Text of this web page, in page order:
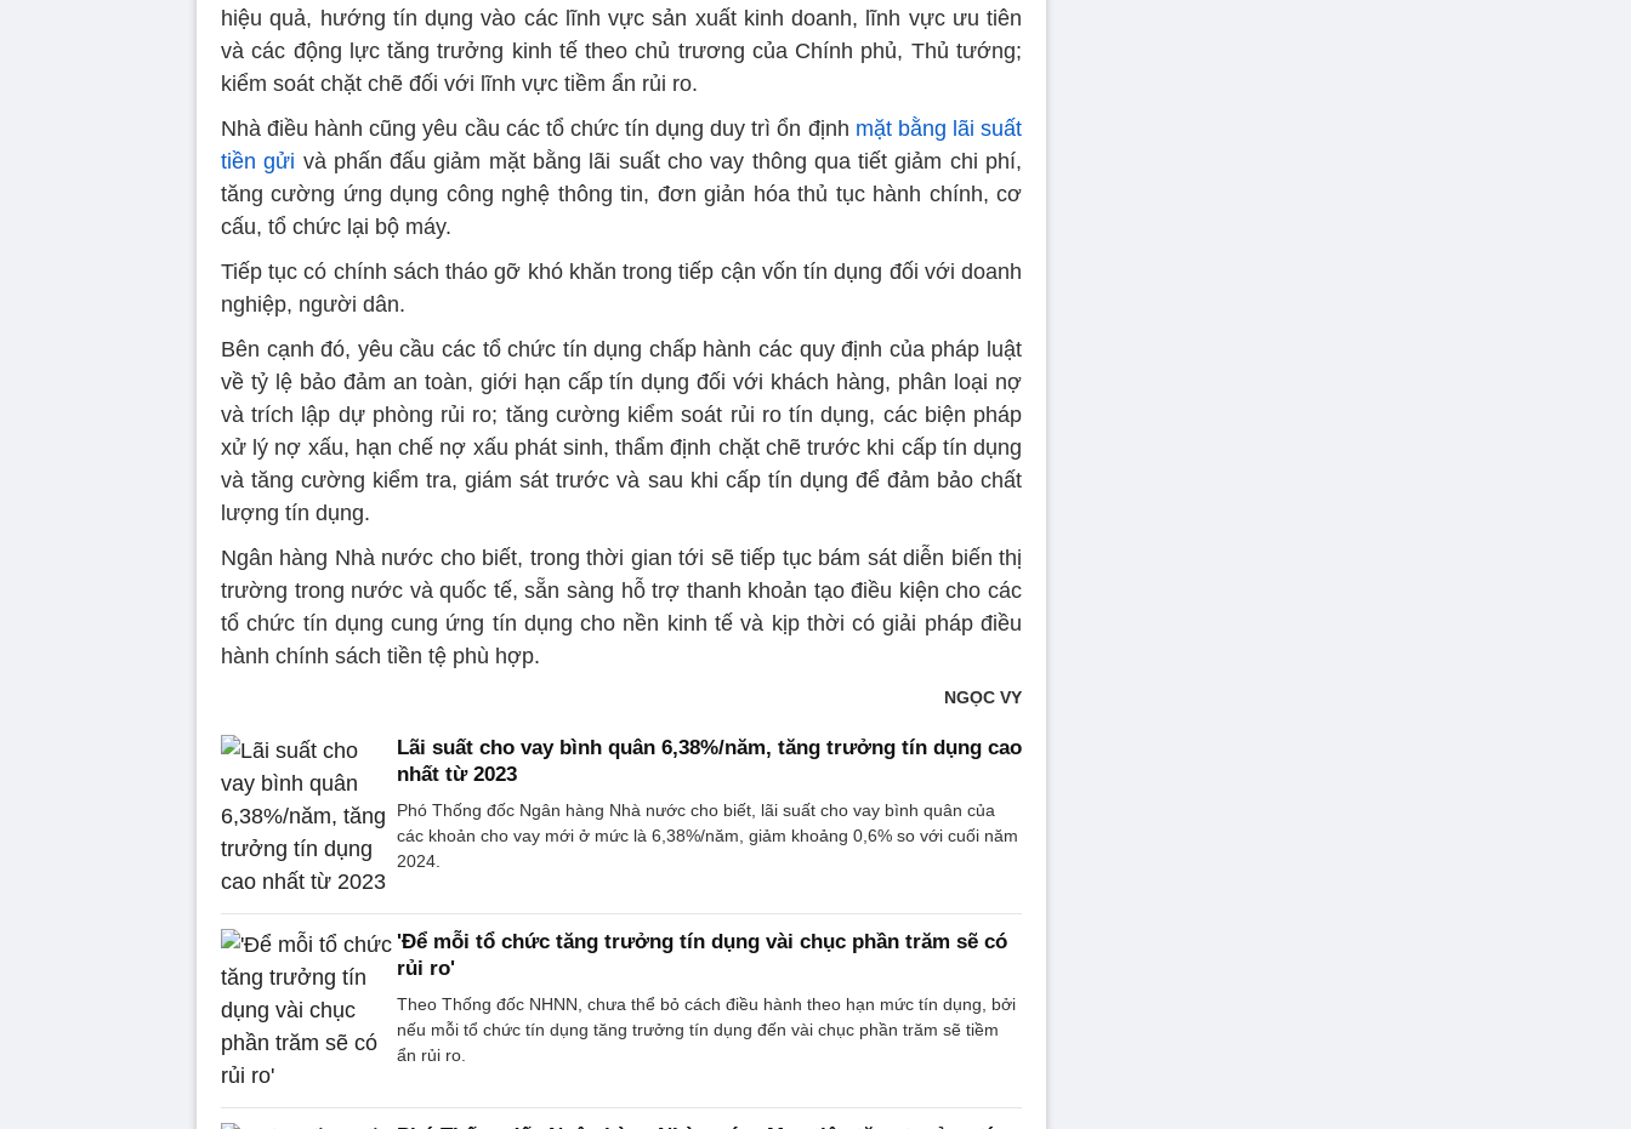
hiệu quả, hướng tín dụng vào các lĩnh vực sản xuất kinh doanh, lĩnh vực ưu tiên
và các động lực tăng trưởng kinh tế theo chủ trương của Chính phủ, Thủ tướng;
kiểm soát chặt chẽ đối với lĩnh vực tiềm ẩn rủi ro.
Nhà điều hành cũng yêu cầu các tổ chức tín dụng duy trì ổn định mặt bằng lãi suất
tiền gửi và phấn đấu giảm mặt bằng lãi suất cho vay thông qua tiết giảm chi phí,
tăng cường ứng dụng công nghệ thông tin, đơn giản hóa thủ tục hành chính, cơ
cấu, tổ chức lại bộ máy.
Tiếp tục có chính sách tháo gỡ khó khăn trong tiếp cận vốn tín dụng đối với doanh
nghiệp, người dân.
Bên cạnh đó, yêu cầu các tổ chức tín dụng chấp hành các quy định của pháp luật
về tỷ lệ bảo đảm an toàn, giới hạn cấp tín dụng đối với khách hàng, phân loại nợ
và trích lập dự phòng rủi ro; tăng cường kiểm soát rủi ro tín dụng, các biện pháp
xử lý nợ xấu, hạn chế nợ xấu phát sinh, thẩm định chặt chẽ trước khi cấp tín dụng
và tăng cường kiểm tra, giám sát trước và sau khi cấp tín dụng để đảm bảo chất
lượng tín dụng.
Ngân hàng Nhà nước cho biết, trong thời gian tới sẽ tiếp tục bám sát diễn biến thị
trường trong nước và quốc tế, sẵn sàng hỗ trợ thanh khoản tạo điều kiện cho các
tổ chức tín dụng cung ứng tín dụng cho nền kinh tế và kịp thời có giải pháp điều
hành chính sách tiền tệ phù hợp.
NGỌC VY
Lãi suất cho vay bình quân 6,38%/năm, tăng trưởng tín dụng cao
nhất từ 2023
Phó Thống đốc Ngân hàng Nhà nước cho biết, lãi suất cho vay bình quân của
các khoản cho vay mới ở mức là 6,38%/năm, giảm khoảng 0,6% so với cuối năm
2024.
'Để mỗi tổ chức tăng trưởng tín dụng vài chục phần trăm sẽ có
rủi ro'
Theo Thống đốc NHNN, chưa thể bỏ cách điều hành theo hạn mức tín dụng, bởi
nếu mỗi tổ chức tín dụng tăng trưởng tín dụng đến vài chục phần trăm sẽ tiềm
ẩn rủi ro.